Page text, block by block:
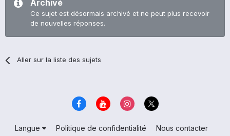
Archivé
Ce sujet est désormais archivé et ne peut plus recevoir
de nouvelles réponses.
Aller sur la liste des sujets
Langue Politique de confidentialité
Nous contacter